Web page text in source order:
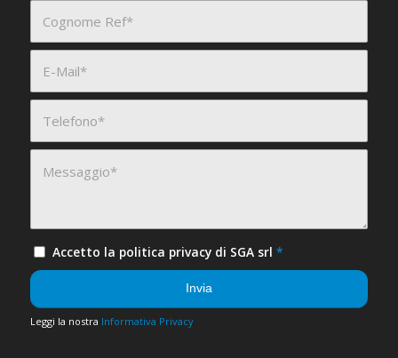
Accetto la politica privacy di SGA srl *
Leggi la nostra Informativa Privacy